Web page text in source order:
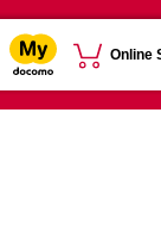
Online